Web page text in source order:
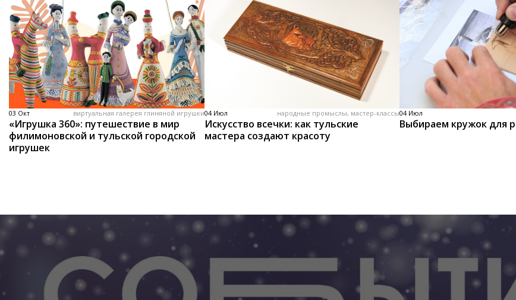
03 Окт виртуальная галерея глиняной игрушки
«Игрушка 360»: путешествие в мир
филимоновской и тульской городской
игрушек
04 Июл народные промыслы, мастер-классы
Искусство всечки: как тульские
мастера создают красоту
04 Июл
Выбираем кружок для